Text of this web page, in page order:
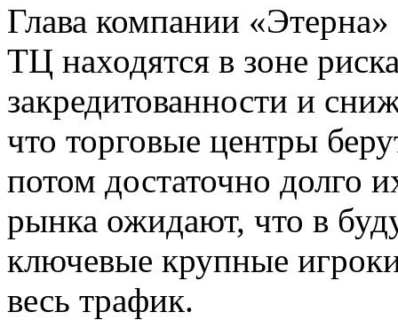
Глава компании
ТЦ находятся в зоне
закредитованности и
что торговые центры
потом достаточно долго
рынка ожидают, что в
ключевые крупные
весь трафик.